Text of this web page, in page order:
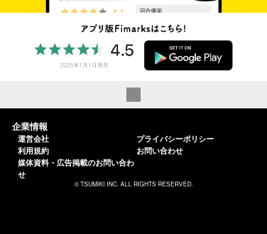
企業情報
運営会社
利用規約
媒体資料・広告掲載のお問い合わ
せ
プライバシーポリシー
お問い合わせ
© TSUMIKI INC. ALL RIGHTS RESERVED.